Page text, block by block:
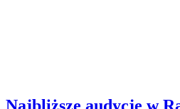
Najbliższe audycje w